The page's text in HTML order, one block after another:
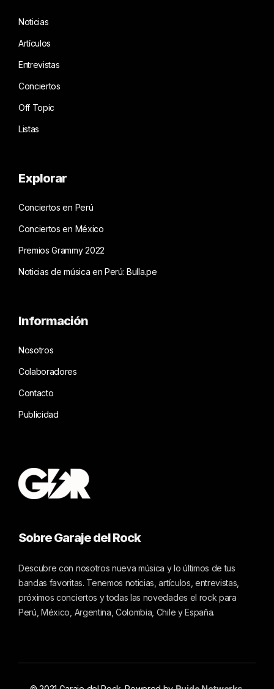
Noticias
Artículos
Entrevistas
Conciertos
Off Topic
Listas
Explorar
Conciertos en Perú
Conciertos en México
Premios Grammy 2022
Noticias de música en Perú: Bulla.pe
Información
Nosotros
Colaboradores
Contacto
Publicidad
Sobre Garaje del Rock
Descubre con nosotros nueva música y lo últimos de tus
bandas favoritas. Tenemos noticias, artículos, entrevistas,
próximos conciertos y todas las novedades el rock para
Perú, México, Argentina, Colombia, Chile y España.